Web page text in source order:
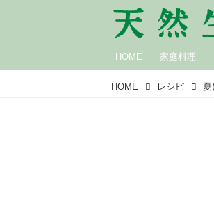
HOME 家庭料理
HOME レシピ